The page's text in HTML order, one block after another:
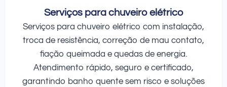
Serviços para chuveiro elétrico
Serviços para chuveiro elétrico com instalação,
troca de resistência, correção de mau contato,
fiação queimada e quedas de energia.
Atendimento rápido, seguro e certificado,
garantindo banho quente sem risco e soluções